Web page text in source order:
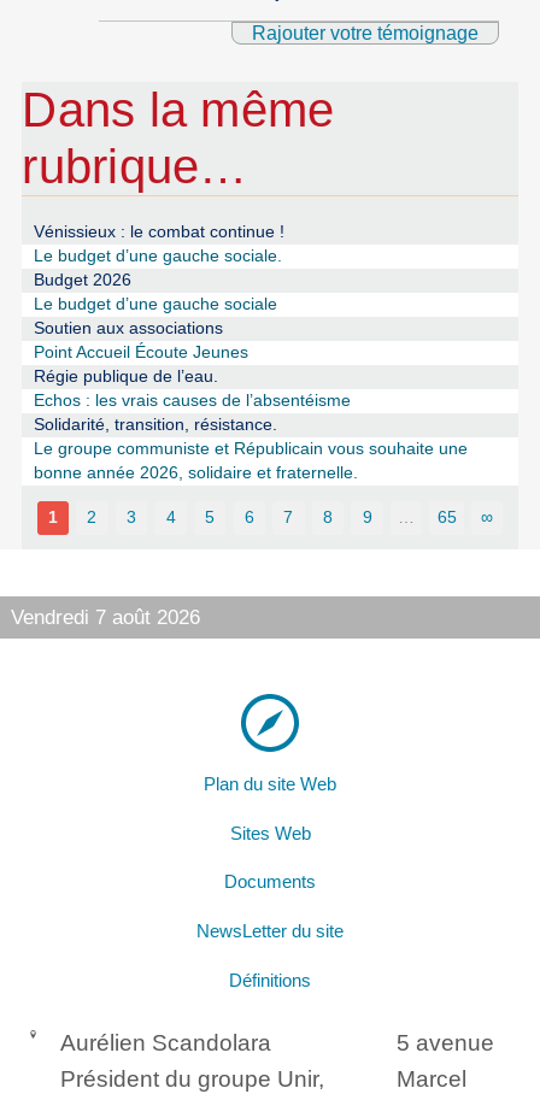
Rajouter votre témoignage
Dans la même
rubrique…
Vénissieux : le combat continue !
Le budget d’une gauche sociale.
Budget 2026
Le budget d’une gauche sociale
Soutien aux associations
Point Accueil Écoute Jeunes
Régie publique de l’eau.
Echos : les vrais causes de l’absentéisme
Solidarité, transition, résistance.
Le groupe communiste et Républicain vous souhaite une
bonne année 2026, solidaire et fraternelle.
1 2 3 4 5 6 7 8 9 65 ∞
Vendredi 7 août 2026
Plan du site Web
Sites Web
Documents
NewsLetter du site
Définitions
Aurélien Scandolara
Président du groupe Unir,
5 avenue
Marcel